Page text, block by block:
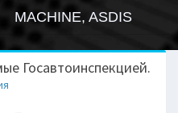
MACHINE, ASDIS
Госавтоинспекцией.